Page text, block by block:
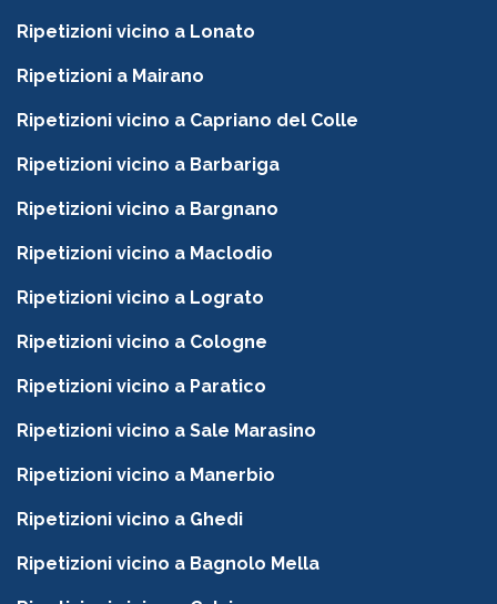
Ripetizioni vicino a Lonato
Ripetizioni a Mairano
Ripetizioni vicino a Capriano del Colle
Ripetizioni vicino a Barbariga
Ripetizioni vicino a Bargnano
Ripetizioni vicino a Maclodio
Ripetizioni vicino a Lograto
Ripetizioni vicino a Cologne
Ripetizioni vicino a Paratico
Ripetizioni vicino a Sale Marasino
Ripetizioni vicino a Manerbio
Ripetizioni vicino a Ghedi
Ripetizioni vicino a Bagnolo Mella